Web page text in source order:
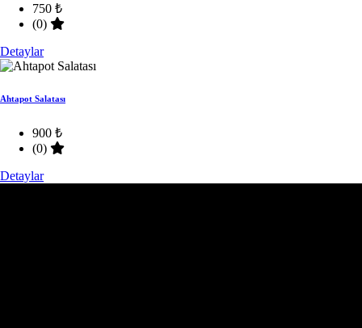
750 ₺
(0)
Detaylar
Ahtapot Salatası
900 ₺
(0)
Detaylar